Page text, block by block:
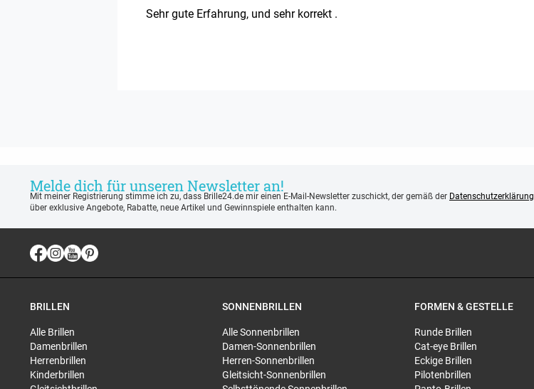
Sehr gute Erfahrung, und sehr korrekt .
Melde dich für unseren Newsletter an!
Mit meiner Registrierung stimme ich zu, dass Brille24.de mir einen E-Mail-Newsletter zuschickt, der gemäß der Datenschutzerklärung
über exklusive Angebote, Rabatte, neue Artikel und Gewinnspiele enthalten kann.
BRILLEN
Alle Brillen
Damenbrillen
Herrenbrillen
Kinderbrillen
SONNENBRILLEN
Alle Sonnenbrillen
Damen-Sonnenbrillen
Herren-Sonnenbrillen
Gleitsicht-Sonnenbrillen
FORMEN & GESTELLE
Runde Brillen
Cat-eye Brillen
Eckige Brillen
Pilotenbrillen